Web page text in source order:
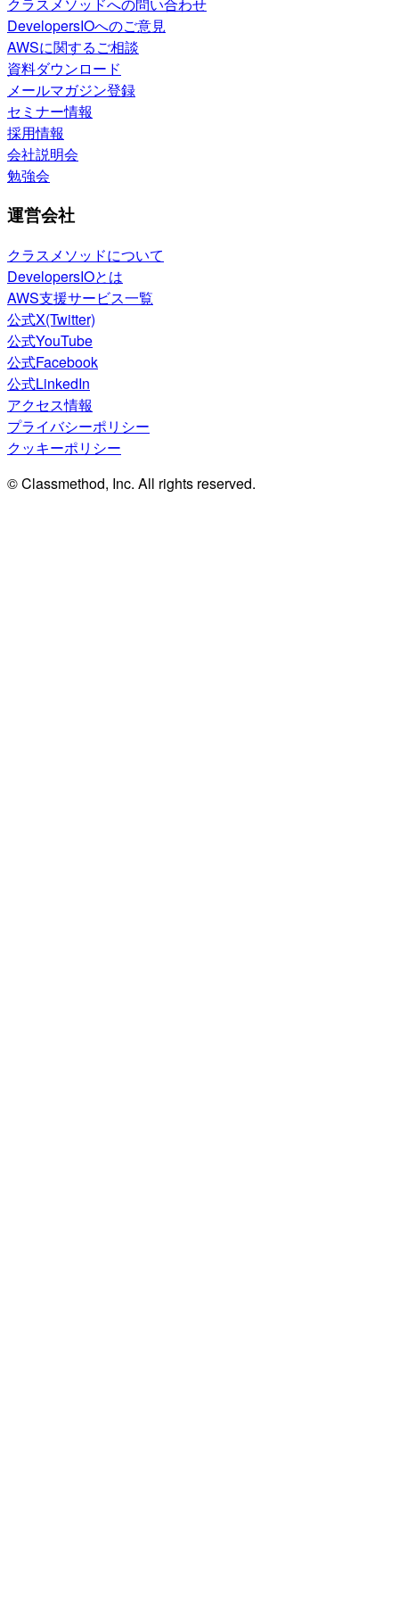
DevelopersIOへのご意見
AWSに関するご相談
資料ダウンロード
メールマガジン登録
セミナー情報
採用情報
会社説明会
勉強会
運営会社
クラスメソッドについて
DevelopersIOとは
AWS支援サービス一覧
公式X(Twitter)
公式YouTube
公式Facebook
公式LinkedIn
アクセス情報
プライバシーポリシー
クッキーポリシー
© Classmethod, Inc. All rights reserved.